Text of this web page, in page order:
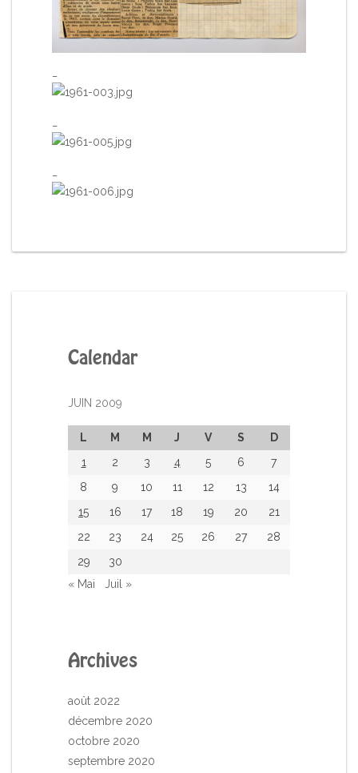
Calendar
JUIN 2009
L M M J V S
D
1
2 3 4 5 6
7
8
9 10 11 12 13
14
15
16 17 18 19 20
21
22
23 24 25 26 27
28
29
30
« Mai
Juil »
Archives
août 2022
décembre 2020
octobre 2020
septembre 2020